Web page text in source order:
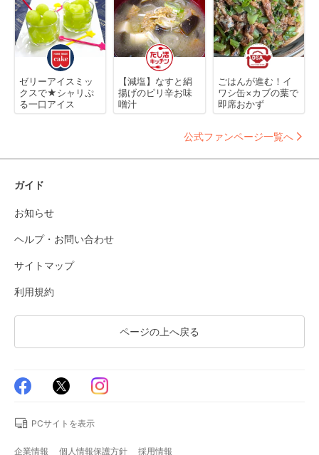
ゼリーアイスミッ
クスで★シャリぷ
る一口アイス
【減塩】なすと絹
揚げのピリ辛お味
噌汁
ごはんが進む！イ
ワシ缶×カブの葉で
即席おかず
公式ファンページ一覧へ
ガイド
お知らせ
ヘルプ・お問い合わせ
サイトマップ
利用規約
ページの上へ戻る
PCサイトを表示
企業情報 個人情報保護方針 採用情報